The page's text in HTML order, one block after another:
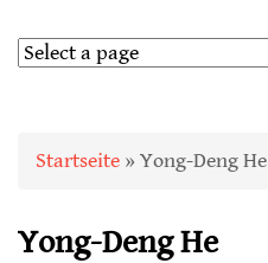
Sie sind hier
Startseite » Yong-Deng He
Yong-Deng He